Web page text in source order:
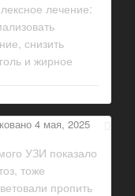
лечение:
снизить
и жирное
4 мая, 2025
УЗИ показало
тоже
пропить